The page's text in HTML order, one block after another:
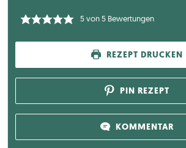
5von5Bewertungen
REZEPT DRUCKEN
PIN REZEPT
KOMMENTAR